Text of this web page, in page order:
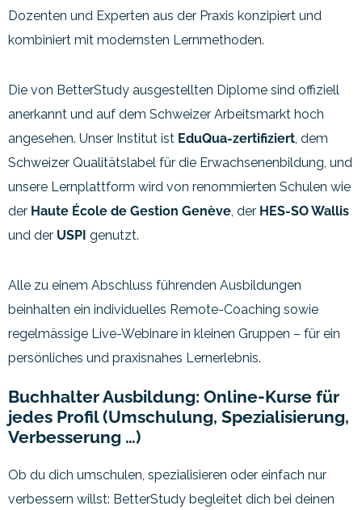
Dozenten und Experten aus der Praxis konzipiert und
kombiniert mit modernsten Lernmethoden.
Die von BetterStudy ausgestellten Diplome sind offiziell
anerkannt und auf dem Schweizer Arbeitsmarkt hoch
angesehen. Unser Institut ist EduQua-zertifiziert , dem
Schweizer Qualitätslabel für die Erwachsenenbildung, und
unsere Lernplattform wird von renommierten Schulen wie
der Haute École de Gestion Genève , der HES-SO Wallis
und der USPI genutzt.
Alle zu einem Abschluss führenden Ausbildungen
beinhalten ein individuelles Remote-Coaching sowie
regelmässige Live-Webinare in kleinen Gruppen – für ein
persönliches und praxisnahes Lernerlebnis.
Buchhalter Ausbildung: Online-Kurse für
jedes Profil (Umschulung, Spezialisierung,
Verbesserung …)
Ob du dich umschulen, spezialisieren oder einfach nur
verbessern willst: BetterStudy begleitet dich bei deinen